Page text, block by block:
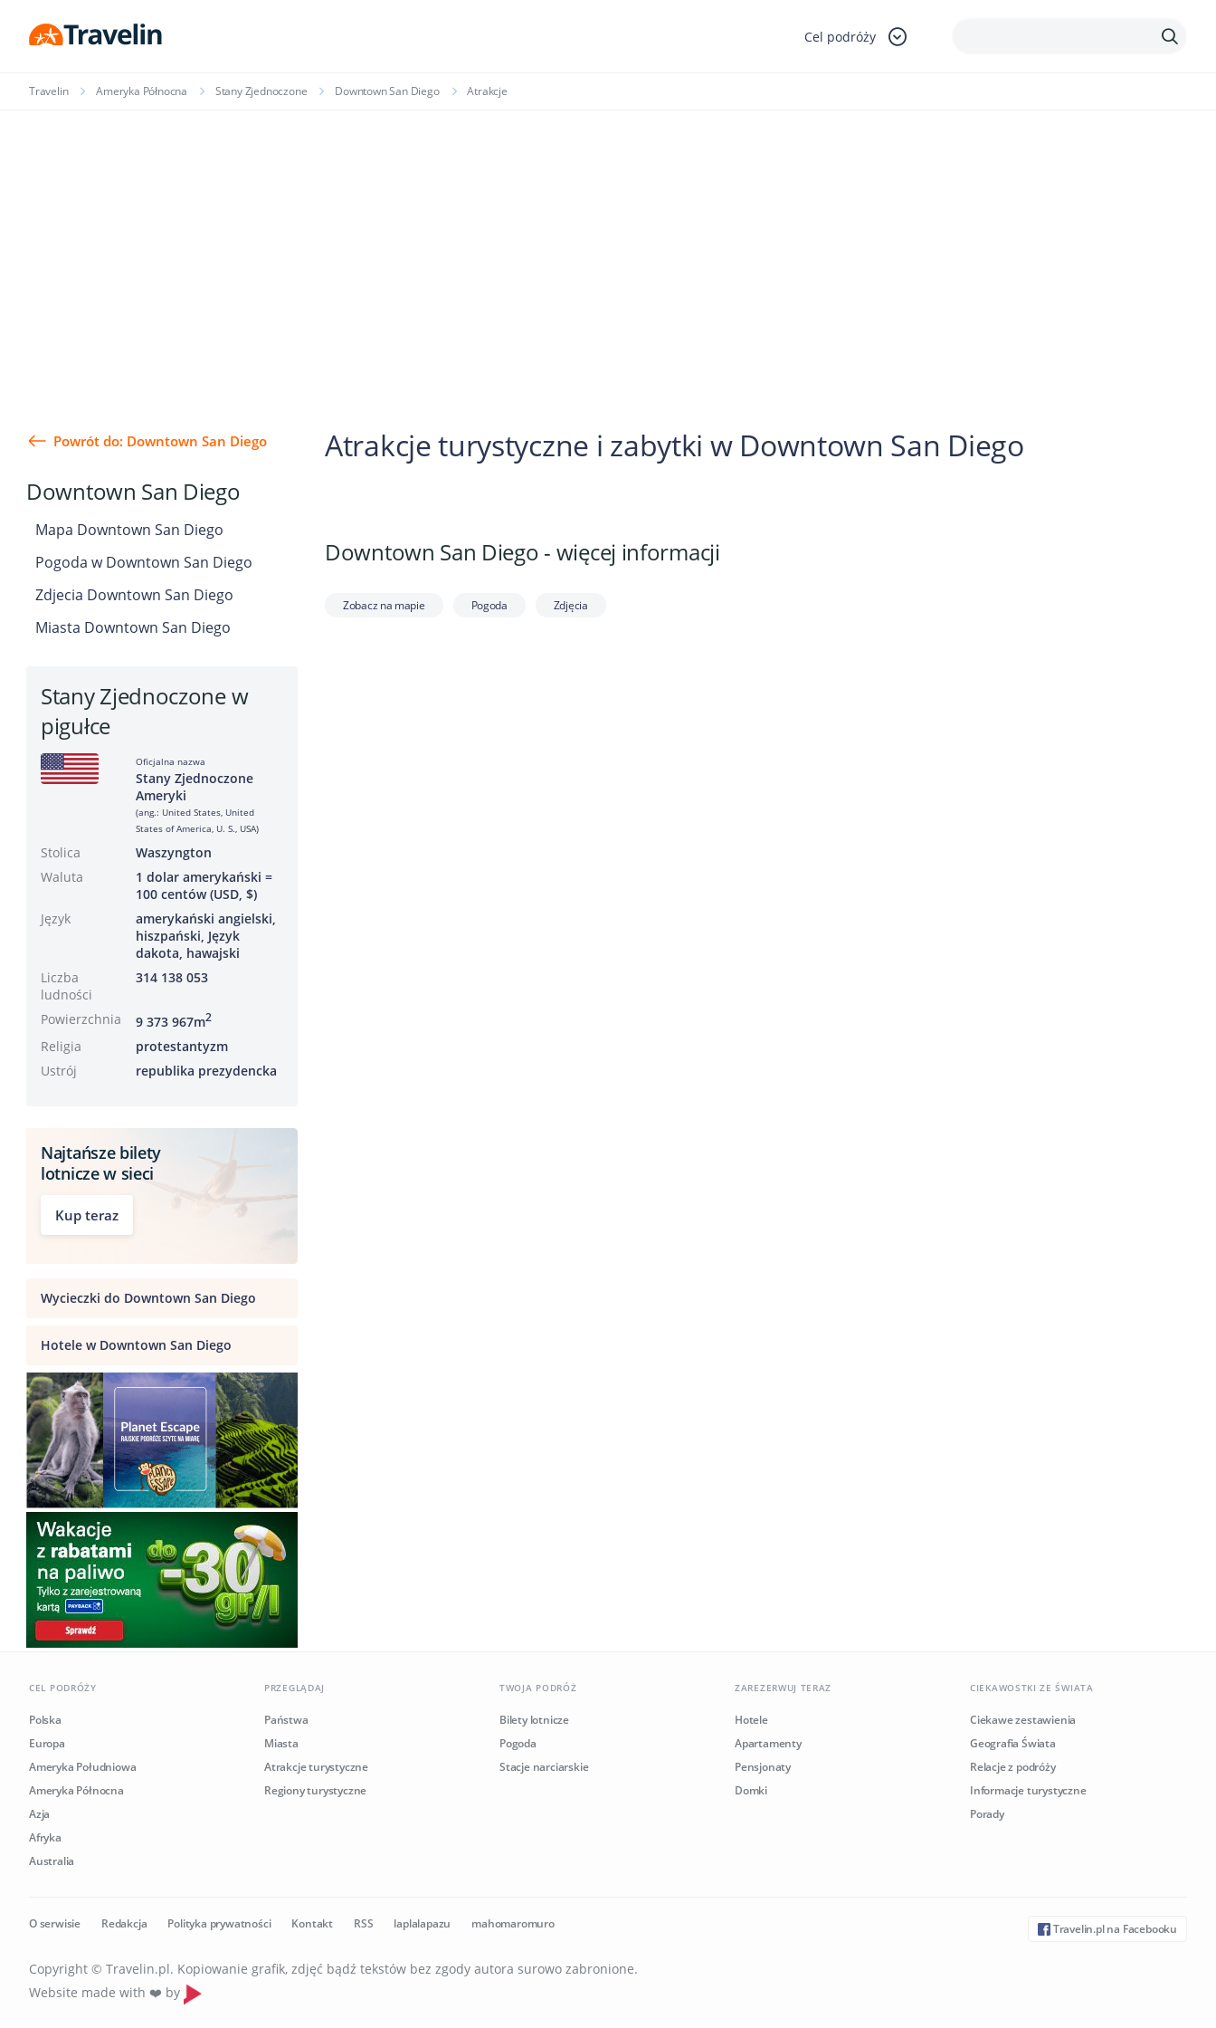
Cel podróży
Travelin Ameryka Północna Stany Zjednoczone Downtown San Diego Atrakcje
Powrót do: Downtown San Diego
Downtown San Diego
Mapa Downtown San Diego
Pogoda w Downtown San Diego
Zdjecia Downtown San Diego
Miasta Downtown San Diego
Stany Zjednoczone w
pigułce
Oficjalna nazwa
Stany Zjednoczone
Ameryki
(ang.: United States, United
States of America, U. S., USA)
Stolica
Waszyngton
Waluta
1 dolar amerykański =
100 centów (USD, $)
Język
amerykański angielski,
hiszpański, Język
dakota, hawajski
Liczba
ludności
314 138 053
Powierzchnia 9 373 967m2
Religia
protestantyzm
Ustrój
republika prezydencka
Najtańsze bilety
lotnicze w sieci
Kup teraz
Wycieczki do Downtown San Diego
Hotele w Downtown San Diego
Atrakcje turystyczne i zabytki w Downtown San Diego
Downtown San Diego - więcej informacji
Zobacz na mapie Pogoda Zdjęcia
CEL PODRÓŻY
Polska
Europa
Ameryka Południowa
Ameryka Północna
Azja
Afryka
Australia
PRZEGLĄDAJ
Państwa
Miasta
Atrakcje turystyczne
Regiony turystyczne
TWOJA PODRÓŻ
Bilety lotnicze
Pogoda
Stacje narciarskie
ZAREZERWUJ TERAZ
Hotele
Apartamenty
Pensjonaty
Domki
CIEKAWOSTKI ZE ŚWIATA
Ciekawe zestawienia
Geografia Świata
Relacje z podróży
Informacje turystyczne
Porady
O serwisie Redakcja Polityka prywatności Kontakt RSS laplalapazu mahomaromuro Travelin.pl na Facebooku
Copyright © Travelin.pl. Kopiowanie grafik, zdjęć bądź tekstów bez zgody autora surowo zabronione.
Website made with ❤️ by